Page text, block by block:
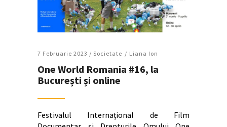
7 Februarie 2023 / Societate Liana Ion
One World Romania #16, la
București și online
Festivalul Internațional de Film